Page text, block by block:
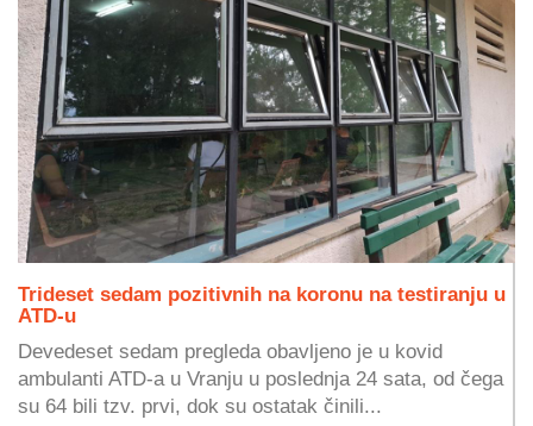
Trideset sedam pozitivnih na koronu na testiranju u
ATD-u
Devedeset sedam pregleda obavljeno je u kovid
ambulanti ATD-a u Vranju u poslednja 24 sata, od čega
su 64 bili tzv. prvi, dok su ostatak činili...